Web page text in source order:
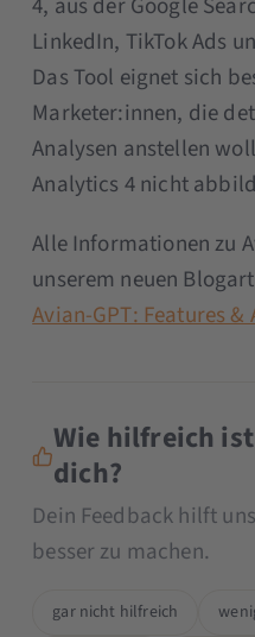
4, aus der Google
LinkedIn, TikTok Ads
Das Tool eignet sich
Marketer:innen, die
Analysen anstellen
Analytics 4 nicht
Alle Informationen zu
unserem neuen
Avian-GPT: Features &
Wie hilfreich
dich?
Dein Feedback hilft
besser zu machen.
gar nicht hilfreich